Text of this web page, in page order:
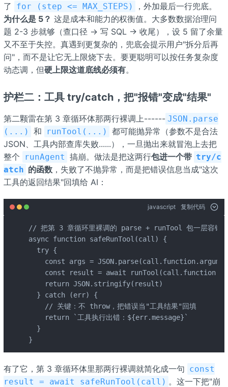
了
for (step <= MAX_STEPS)
，外加最后一行兜底。
为什么是 5？ 这是成本和能力的权衡值。大多数数据治理问
题 2-3 步就够（查口径 → 写 SQL → 收尾），设 5 留了余量
又不至于失控。真遇到更复杂的，兜底会提示用户"拆分后再
问"，而不是让它无上限烧下去。要更聪明可以按任务复杂度
动态调，但硬上限这道底线必须有。
护栏二：工具 try/catch，把"报错"变成"结果"
第二颗雷在第 3 章循环体那两行裸调上------ JSON.parse
(...)
和 runTool(...)
都可能抛异常（参数不是合法
JSON、工具内部查库失败......），一旦抛出来就冒泡上去把
整个
runAgent 搞崩。做法是把这两行包进一个带 try/c
atch 的函数，失败了不抛异常，而是把错误信息当成"这次
工具的返回结果"回填给 AI：
javascript 复制代码
// 把第 3 章循环里裸调的 parse + runTool 包一层容错
async function safeRunTool(call) {
  try {
const args =
const result = await
    return JSON.stringify(result)
  } catch (err) {
    // 关键：不 throw，把错误当"工具结果"回填
    return `工具执行出错：${err.message}`
  }
}
有了它，第 3 章循环体里那两行裸调就简化成一句 const
result = await safeRunTool(call) 。这一下把"崩